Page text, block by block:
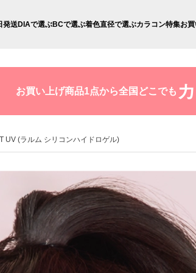
発送DIAで選ぶBCで選ぶ着色直径で選ぶカラコン特集お買
お買い上げ商品1点から全国どこでも
UV (ラルム シリコンハイドロゲル)